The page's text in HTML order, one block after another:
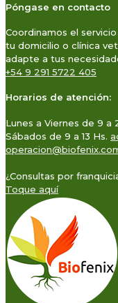
Póngase en contacto
Coordinamos el
tu domicilio o clínica
adapte a tus
+54 9 291 5722 405
Horarios de atención:
Lunes a Viernes de 9 a
Sábados de 9 a 13 Hs.
¿Consultas por
Toque aquí